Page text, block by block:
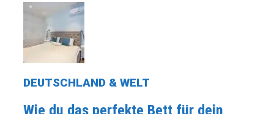
DEUTSCHLAND & WELT
Wie du das perfekte Bett für dein